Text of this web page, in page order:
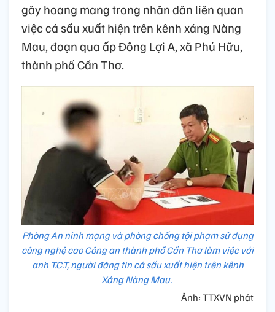
gây hoang mang trong nhân dân liên quan
việc cá sấu xuất hiện trên kênh xáng Nàng
Mau, đoạn qua ấp Đông Lợi A, xã Phú Hữu,
thành phố Cần Thơ.
Phòng An ninh mạng và phòng chống tội phạm sử dụng
công nghệ cao Công an thành phố Cần Thơ làm việc với
anh T.C.T, người đăng tin cá sấu xuất hiện trên kênh
Xáng Nàng Mau.
Ảnh: TTXVN phát